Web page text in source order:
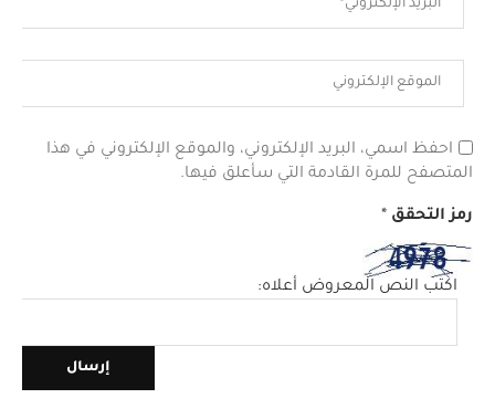
احفظ اسمي، البريد الإلكتروني، والموقع الإلكتروني في هذا
المتصفح للمرة القادمة التي سأعلق فيها.
رمز التحقق *
اكتب النص المعروض أعلاه: